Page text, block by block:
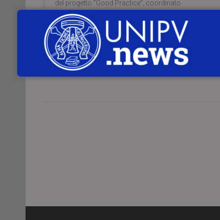
del progetto “Good Practice”, coordinato
CONTINUA A LEGGERE
Servizio Comunicazione